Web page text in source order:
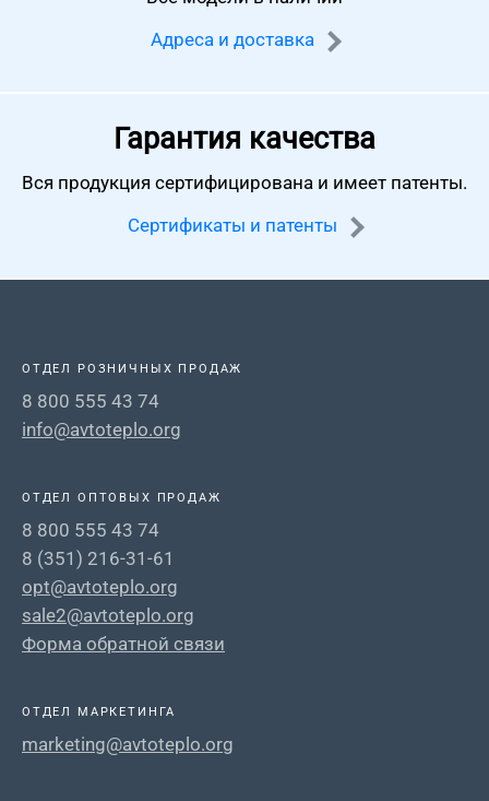
Адреса и доставка
Гарантия качества
Вся продукция сертифицирована и имеет патенты.
Сертификаты и патенты
ОТДЕЛ РОЗНИЧНЫХ ПРОДАЖ
8 800 555 43 74
info@avtoteplo.org
ОТДЕЛ ОПТОВЫХ ПРОДАЖ
8 800 555 43 74
8 (351) 216-31-61
opt@avtoteplo.org
sale2@avtoteplo.org
Форма обратной связи
ОТДЕЛ МАРКЕТИНГА
marketing@avtoteplo.org